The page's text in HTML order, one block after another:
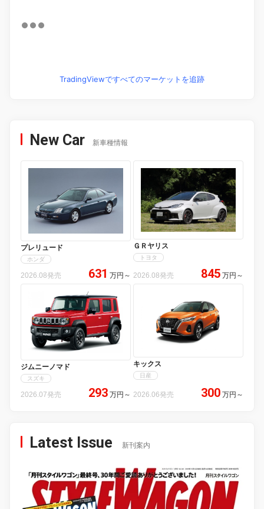
TradingViewですべてのマーケットを追跡
New Car 新車種情報
プレリュード
ホンダ
2026.08発売 631 万円 ～
ＧＲヤリス
トヨタ
2026.08発売 845 万円 ～
ジムニーノマド
スズキ
2026.07発売 293 万円 ～
キックス
日産
2026.06発売 300 万円 ～
Latest Issue 新刊案内